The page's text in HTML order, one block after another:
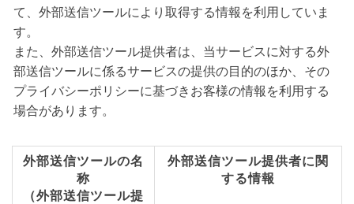
て、外部送信ツールにより取得する情報を利用していま
す。
また、外部送信ツール提供者は、当サービスに対する外
部送信ツールに係るサービスの提供の目的のほか、その
プライバシーポリシーに基づきお客様の情報を利用する
場合があります。
外部送信ツールの名
称
（外部送信ツール提
外部送信ツール提供者に関
する情報